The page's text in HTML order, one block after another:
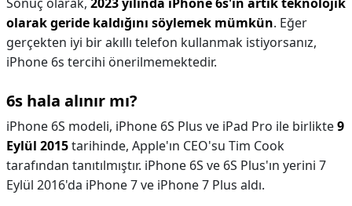
olarak geride kaldığını söylemek mümkün. Eğer
gerçekten iyi bir akıllı telefon kullanmak istiyorsanız,
iPhone 6s tercihi önerilmemektedir.
6s hala alınır mı?
iPhone 6S modeli, iPhone 6S Plus ve iPad Pro ile birlikte9
Eylül 2015tarihinde, Apple'ın CEO'su Tim Cook
tarafından tanıtılmıştır. iPhone 6S ve 6S Plus'ın yerini 7
Eylül 2016'da iPhone 7 ve iPhone 7 Plus aldı.